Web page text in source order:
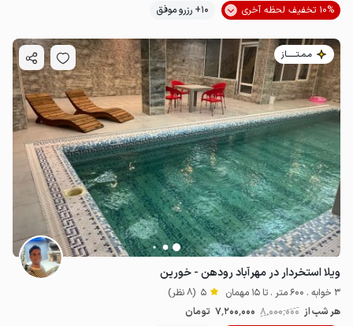
10% تخفیف لحظه آخری
10+ رزرو موفق
مـمـتــــــاز
ویلا استخردار در مهرآباد رودهن - خورین
3 خوابه . 600 متر . تا 15 مهمان 5 (8 نظر)
هر شب از 8٬000٬000 7٬200٬000 تومان